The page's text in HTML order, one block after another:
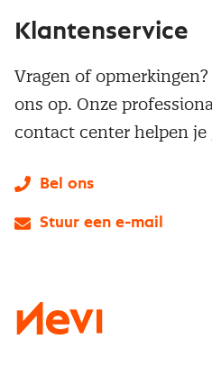
Klantenservice
Vragen of
ons op. Onze
contact center helpen je
Bel ons
Stuur een e-mail